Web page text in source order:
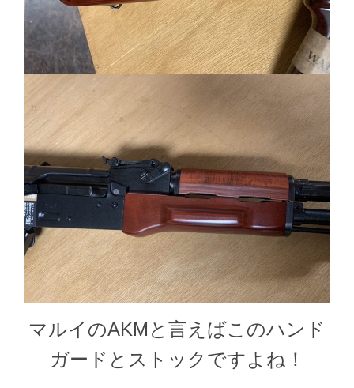
マルイのAKMと言えばこのハンド
ガードとストックですよね！